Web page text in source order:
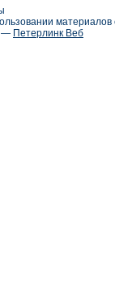
— Петерлинк Веб